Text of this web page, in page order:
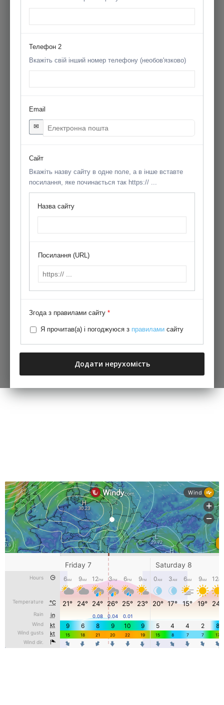
Телефон 2
Вкажіть свій інший номер телефону (необов'язково)
Email
✉
Сайт
Вкажіть назву сайту в одне поле, а в інше вставте
посилання, яке починається так https:// ...
Назва сайту
Посилання (URL)
Згода з правилами сайту *
Я прочитав(а) і погоджуюся з правилами сайту